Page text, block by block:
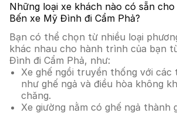
Những loại xe khách nào có sẵn
Bến xe Mỹ Đình đi Cẩm Phả?
Bạn có thể chọn từ nhiều loại
khác nhau cho hành trình của bạn
Đình đi Cẩm Phả, như:
Xe ghế ngồi truyền thống với các
như ghế ngả và điều hòa không
chăng.
Xe giường nằm có ghế ngả thành